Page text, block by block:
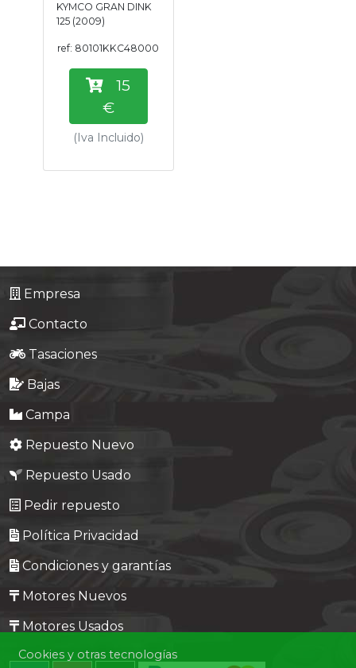
Formulario
Empresa
Contacto
KYMCO GRAN DINK
125 (2009)
ref: 80101KKC48000
15
€
(Iva Incluido)
Empresa
Contacto
Tasaciones
Bajas
Campa
Repuesto Nuevo
Repuesto Usado
Pedir repuesto
Política Privacidad
Condiciones y garantías
Motores Nuevos
Motores Usados
Cookies y otras tecnologías